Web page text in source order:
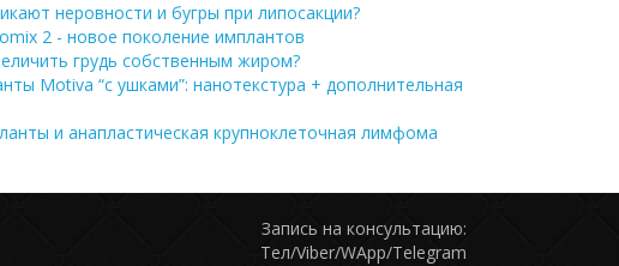
неровности и бугры при липосакции?
2 - новое поколение имплантов
грудь собственным жиром?
Motiva “с ушками”: нанотекстура + дополнительная
и анапластическая крупноклеточная лимфома
Запись на консультацию:
Тел/Viber/WApp/Telegram